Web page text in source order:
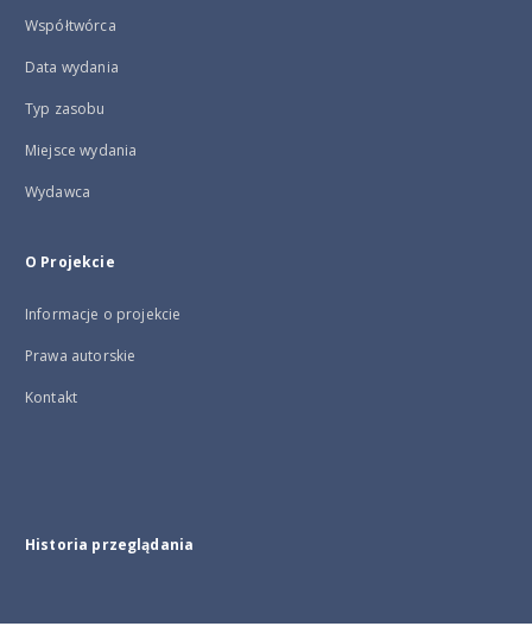
Współtwórca
Data wydania
Typ zasobu
Miejsce wydania
Wydawca
O Projekcie
Informacje o projekcie
Prawa autorskie
Kontakt
Historia przeglądania